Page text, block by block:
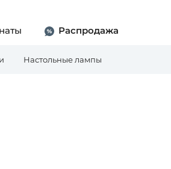
Распродажа
Настольные лампы